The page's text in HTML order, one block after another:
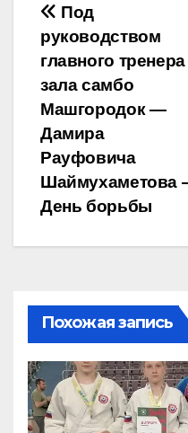
Навигация
по
записям
Под
руководством
главного тренера
зала самбо
Машгородок —
Дамира
Рауфовича
Шаймухаметова
День борьбы
Похожая запись